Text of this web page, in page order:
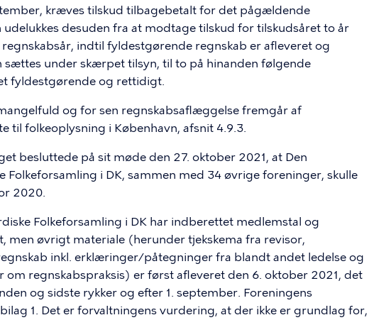
kræves tilskud tilbagebetalt for det pågældende
udelukkes desuden fra at modtage tilskud for tilskudsåret to år
indtil fyldestgørende regnskab er afleveret og
sættes under skærpet tilsyn, til to på hinanden følgende
fyldestgørende og rettidigt.
og for sen regnskabsaflæggelse fremgår af
til folkeoplysning i København, afsnit 4.9.3.
besluttede på sit møde den 27. oktober 2021, at Den
Folkeforsamling i DK, sammen med 34 øvrige foreninger, skulle
2020.
Folkeforsamling i DK har indberettet medlemstal og
men øvrigt materiale (herunder tjekskema fra revisor,
inkl. erklæringer/påtegninger fra blandt andet ledelse og
om regnskabspraksis) er først afleveret den 6. oktober 2021, det
og sidste rykker og efter 1. september. Foreningens
1. Det er forvaltningens vurdering, at der ikke er grundlag for,